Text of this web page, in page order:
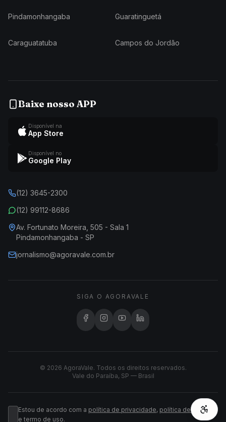
Pindamonhangaba Guaratinguetá
Caraguatatuba Campos do Jordão
Baixe nosso APP
Disponível na
App Store
Disponível no
Google Play
(12) 3645-2300
(12) 99112-8686
Av. Fortunato Moreira, 505 - Sala 1
Pindamonhangaba - SP
jornalismo@agoravale.com.br
SIGA O AGORAVALE
© 2026 AgoraVale. Todos os direitos reservados.
Vale do Paraíba, SP — Brasil
Estou de acordo com a política de privacidade, política de cookies
e termo de uso.